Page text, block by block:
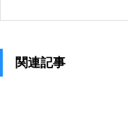
関連記事